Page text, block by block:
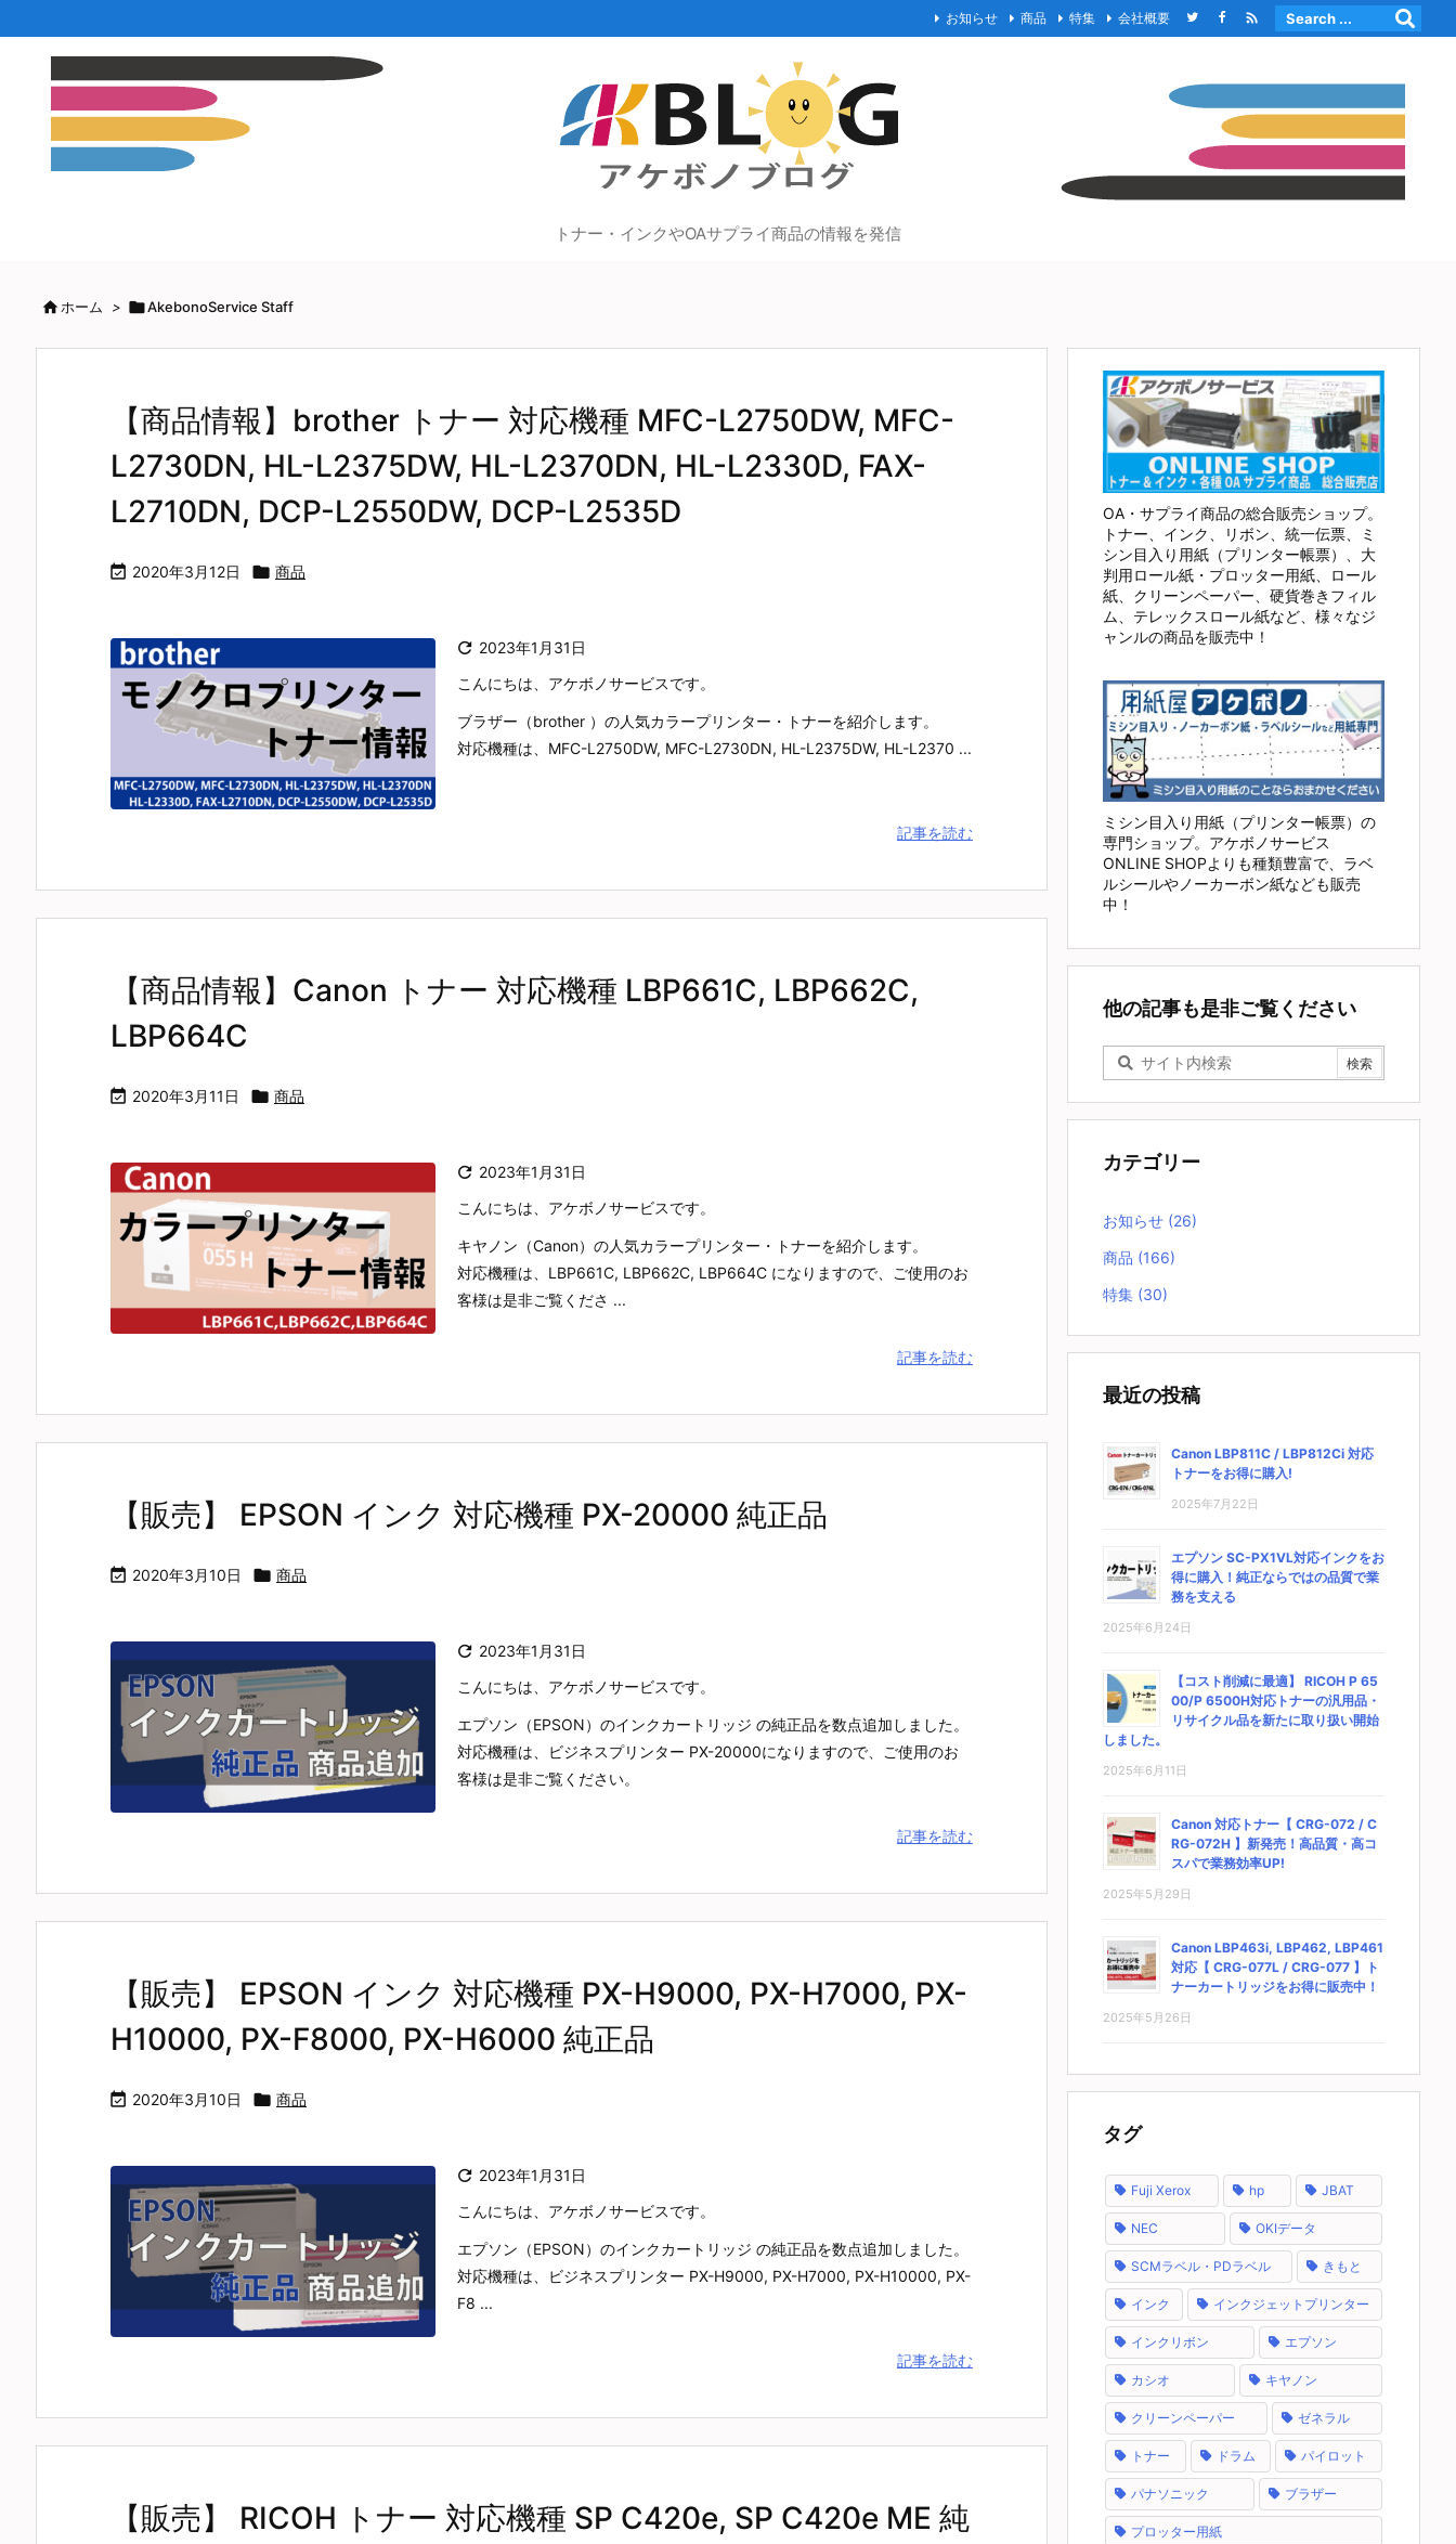
お知らせ 商品 特集 会社概要 
トナー・インクやOAサプライ商品の情報を発信
ホーム > AkebonoService Staff
【商品情報】brother トナー 対応機種 MFC-L2750DW, MFC-
L2730DN, HL-L2375DW, HL-L2370DN, HL-L2330D, FAX-
L2710DN, DCP-L2550DW, DCP-L2535D
 2020年3月12日  商品
 2023年1月31日
こんにちは、アケボノサービスです。
ブラザー（brother ）の人気カラープリンター・トナーを紹介します。
対応機種は、MFC-L2750DW, MFC-L2730DN, HL-L2375DW, HL-L2370 ...
記事を読む
【商品情報】Canon トナー 対応機種 LBP661C, LBP662C,
LBP664C
 2020年3月11日  商品
 2023年1月31日
こんにちは、アケボノサービスです。
キヤノン（Canon）の人気カラープリンター・トナーを紹介します。
対応機種は、LBP661C, LBP662C, LBP664C になりますので、ご使用のお
客様は是非ご覧くださ ...
記事を読む
【販売】 EPSON インク 対応機種 PX-20000 純正品
 2020年3月10日  商品
 2023年1月31日
こんにちは、アケボノサービスです。
エプソン（EPSON）のインクカートリッジ の純正品を数点追加しました。
対応機種は、ビジネスプリンター PX-20000になりますので、ご使用のお
客様は是非ご覧ください。
記事を読む
【販売】 EPSON インク 対応機種 PX-H9000, PX-H7000, PX-
H10000, PX-F8000, PX-H6000 純正品
 2020年3月10日  商品
 2023年1月31日
こんにちは、アケボノサービスです。
エプソン（EPSON）のインクカートリッジ の純正品を数点追加しました。
対応機種は、ビジネスプリンター PX-H9000, PX-H7000, PX-H10000, PX-
F8 ...
記事を読む
【販売】 RICOH トナー 対応機種 SP C420e, SP C420e ME 純
OA・サプライ商品の総合販売ショップ。
トナー、インク、リボン、統一伝票、ミ
シン目入り用紙（プリンター帳票）、大
判用ロール紙・プロッター用紙、ロール
紙、クリーンペーパー、硬貨巻きフィル
ム、テレックスロール紙など、様々なジ
ャンルの商品を販売中！
ミシン目入り用紙（プリンター帳票）の
専門ショップ。アケボノサービス
ONLINE SHOPよりも種類豊富で、ラベ
ルシールやノーカーボン紙なども販売
中！
他の記事も是非ご覧ください
カテゴリー
お知らせ (26)
商品 (166)
特集 (30)
最近の投稿
Canon LBP811C / LBP812Ci 対応
トナーをお得に購入!
2025年7月22日
エプソン SC-PX1VL対応インクをお
得に購入！純正ならではの品質で業
務を支える
2025年6月24日
【コスト削減に最適】 RICOH P 65
00/P 6500H対応トナーの汎用品・
リサイクル品を新たに取り扱い開始
しました。
2025年6月11日
Canon 対応トナー【 CRG-072 / C
RG-072H 】新発売！高品質・高コ
スパで業務効率UP!
2025年5月29日
Canon LBP463i, LBP462, LBP461
対応【 CRG-077L / CRG-077 】ト
ナーカートリッジをお得に販売中！
2025年5月26日
タグ
Fuji Xerox hp JBAT
NEC OKIデータ
SCMラベル・PDラベル きもと
インク インクジェットプリンター
インクリボン エプソン
カシオ キヤノン
クリーンペーパー ゼネラル
トナー ドラム パイロット
パナソニック ブラザー
プロッター用紙